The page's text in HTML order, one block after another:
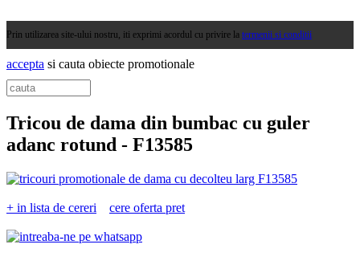
Prin utilizarea site-ului nostru, iti exprimi acordul cu privire la termenii si conditii
accepta si cauta obiecte promotionale
Tricou de dama din bumbac cu guler
adanc rotund - F13585
+ in lista de cereri cere oferta pret